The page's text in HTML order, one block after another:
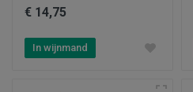
€ 14,75
In wijnmand